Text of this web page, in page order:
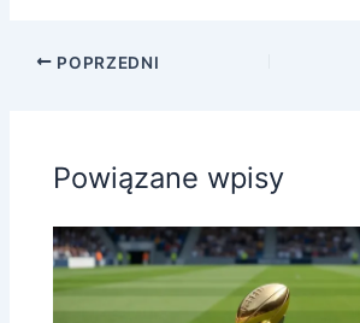
POPRZEDNI
Powiązane wpisy